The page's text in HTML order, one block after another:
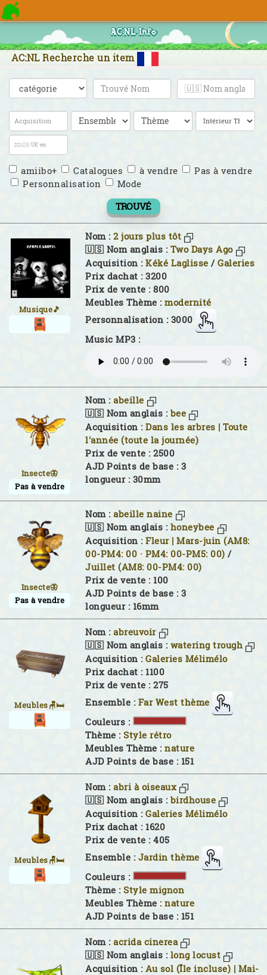
AC:NL Info
AC:NL Recherche un item
amiibo+ Catalogues à vendre
Pas à vendre
Personnalisation
Mode
TROUVÉ
Musique🎵
Nom : 2 jours plus tôt
🇺🇸 Nom anglais : Two Days Ago
Acquisition : Kéké Laglisse / Galeries
Prix dachat : 3200
Prix de vente : 800
Meubles Thème : modernité
Personnalisation : 3000
Music MP3 :
Insecte🦋
Pas à vendre
Nom : abeille
🇺🇸 Nom anglais : bee
Acquisition : Dans les arbres | Toute
l'année (toute la journée)
Prix de vente : 2500
AJD Points de base : 3
longueur : 30mm
Insecte🦋
Pas à vendre
Nom : abeille naine
🇺🇸 Nom anglais : honeybee
Acquisition : Fleur | Mars-juin (AM8:
00-PM4: 00 · PM4: 00-PM5: 00) /
Juillet (AM8: 00-PM4: 00)
Prix de vente : 100
AJD Points de base : 3
longueur : 16mm
Meubles🪑🛏
Nom : abreuvoir
🇺🇸 Nom anglais : watering trough
Acquisition : Galeries Mélimélo
Prix dachat : 1100
Prix de vente : 275
Ensemble : Far West thème
Couleurs :
Thème : Style rétro
Meubles Thème : nature
AJD Points de base : 151
Meubles🪑🛏
Nom : abri à oiseaux
🇺🇸 Nom anglais : birdhouse
Acquisition : Galeries Mélimélo
Prix dachat : 1620
Prix de vente : 405
Ensemble : Jardin thème
Couleurs :
Thème : Style mignon
Meubles Thème : nature
AJD Points de base : 151
Nom : acrida cinerea
🇺🇸 Nom anglais : long locust
Acquisition : Au sol (Île incluse) | Mai-